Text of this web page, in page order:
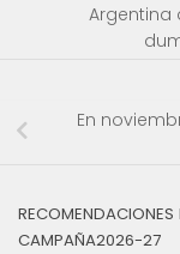
Argentina
En
CAMPAÑA2026-27